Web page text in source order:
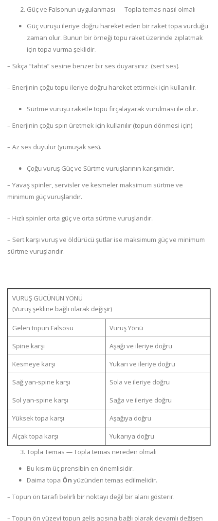
Güç ve Falsonun uygulanması — Topla temas nasıl olmalı
Güç vuruşu ileriye doğru hareket eden bir raket topa vurduğu
zaman olur. Bunun bir örneği topu raket üzerinde zıplatmak
için topa vurma şeklidir.
– Sıkça “tahta” sesine benzer bir ses duyarsınız (sert ses).
– Enerjinin çoğu topu ileriye doğru hareket ettirmek için kullanılır.
Sürtme vuruşu raketle topu fırçalayarak vurulması ile olur.
– Enerjinin çoğu spin üretmek için kullanılır (topun dönmesi için).
– Az ses duyulur (yumuşak ses).
Çoğu vuruş Güç ve Sürtme vuruşlarının karışımıdır.
– Yavaş spinler, servisler ve kesmeler maksimum sürtme ve
minimum güç vuruşlarıdır.
– Hızlı spinler orta güç ve orta sürtme vuruşlarıdır.
– Sert karşı vuruş ve öldürücü şutlar ise maksimum güç ve minimum
sürtme vuruşlarıdır.
VURUŞ GÜCÜNÜN YÖNÜ
(Vuruş şekline bağlı olarak değişir)
Gelen topun Falsosu Vuruş Yönü
Spine karşı Aşağı ve ileriye doğru
Kesmeye karşı Yukarı ve ileriye doğru
Sağ yan-spine karşı Sola ve ileriye doğru
Sol yan-spine karşı Sağa ve ileriye doğru
Yüksek topa karşı Aşağıya doğru
Alçak topa karşı
Yukarıya doğru
Topla Temas — Topla temas nereden olmalı
Bu kısım üç prensibin en önemlisidir.
Daima topa Ön yüzünden temas edilmelidir.
– Topun ön tarafı belirli bir noktayı değil bir alanı gösterir.
– Topun ön yüzeyi topun geliş açısına bağlı olarak devamlı değişen